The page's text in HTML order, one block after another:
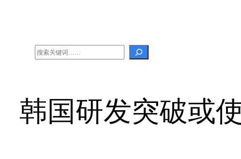
Search
韩国研发突破或